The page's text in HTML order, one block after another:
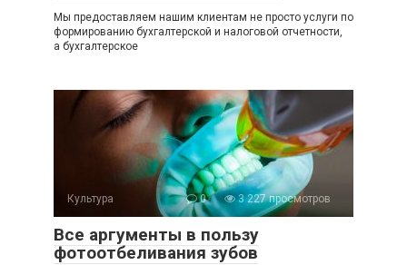
Мы предоставляем нашим клиентам не просто услуги по
формированию бухгалтерской и налоговой отчетности,
а бухгалтерское
Культура 0 3 227 просмотров
Все аргументы в пользу
фотоотбеливания зубов